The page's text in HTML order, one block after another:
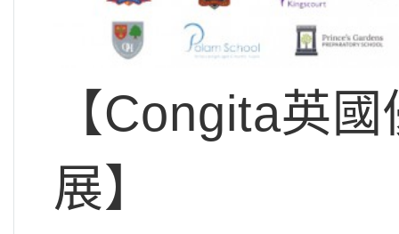
【Congita英
展】